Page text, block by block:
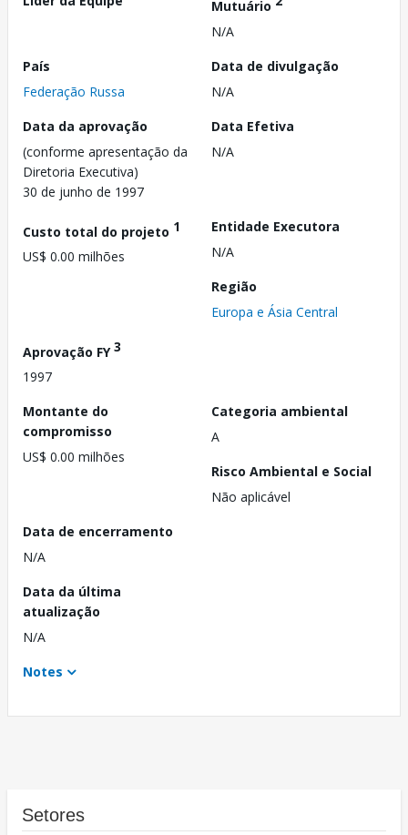
Mutuário
N/A
País
Federação Russa
Data de divulgação
N/A
Data da aprovação
(conforme apresentação da
Diretoria Executiva)
30 de junho de 1997
Data Efetiva
N/A
Custo total do projeto 1
US$ 0.00 milhões
Entidade Executora
N/A
Região
Europa e Ásia Central
Aprovação FY3
1997
Montante do
compromisso
US$ 0.00 milhões
Categoria ambiental
A
Risco Ambiental e Social
Não aplicável
Data de encerramento
N/A
Data da última
atualização
N/A
Notes
Setores